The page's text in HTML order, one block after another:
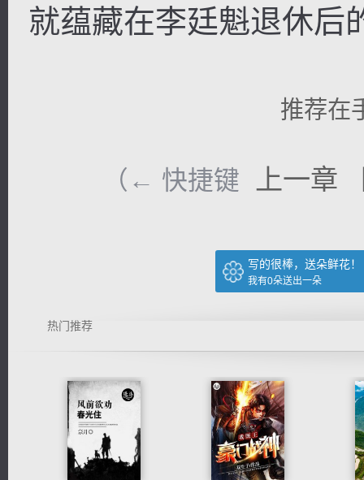
就蕴藏在李廷魁退休后
推荐在
（← 快捷键 上一章
写的很棒，送朵鲜花！
我有0朵送出一朵
热门推荐